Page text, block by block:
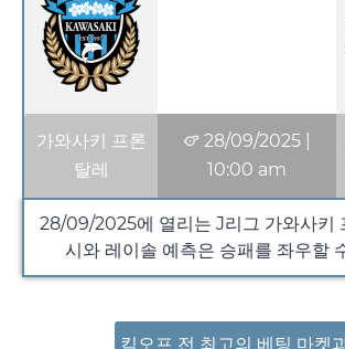
가와사키 프론
탈레
28/09/2025|
10:00 am
28/09/2025에 열리는 J리그 가와사키
시와 레이솔 예측은 승패를 좌우할
킥오프 전 최고의 베팅 마켓